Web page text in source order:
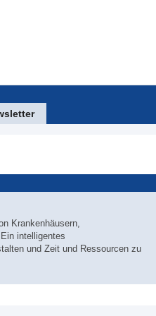
Krankenhäusern,
intelligentes
und Zeit und Ressourcen zu